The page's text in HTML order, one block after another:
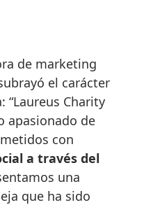
de marketing
el carácter
“Laureus Charity
apasionado de
con
a través del
una
que ha sido